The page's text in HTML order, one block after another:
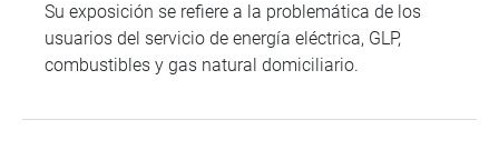
Su exposición se refiere a la problemática de los
usuarios del servicio de energía eléctrica, GLP,
combustibles y gas natural domiciliario.